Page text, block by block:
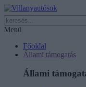
Menü
Főoldal
Állami támogatás
Állami